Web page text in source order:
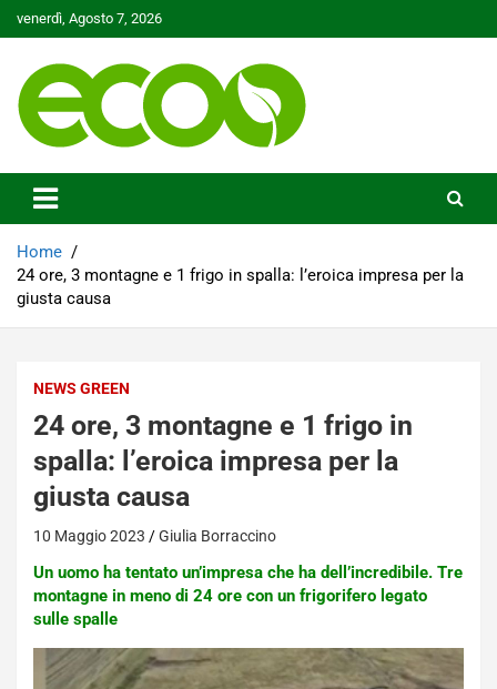
to
venerdì, Agosto 7, 2026
Ecoo.it
Home
24 ore, 3 montagne e 1 frigo in spalla: l’eroica impresa per la
giusta causa
NEWS GREEN
24 ore, 3 montagne e 1 frigo in
spalla: l’eroica impresa per la
giusta causa
10 Maggio 2023 Giulia Borraccino
Un uomo ha tentato un’impresa che ha dell’incredibile. Tre
montagne in meno di 24 ore con un frigorifero legato
sulle spalle